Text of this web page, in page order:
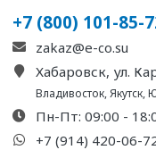
+7 (800) 101-85-
zakaz@e-co.su
Хабаровск, ул.
Владивосток,Якутск,
Пн-Пт: 09:00 -
+7 (914) 420-06-